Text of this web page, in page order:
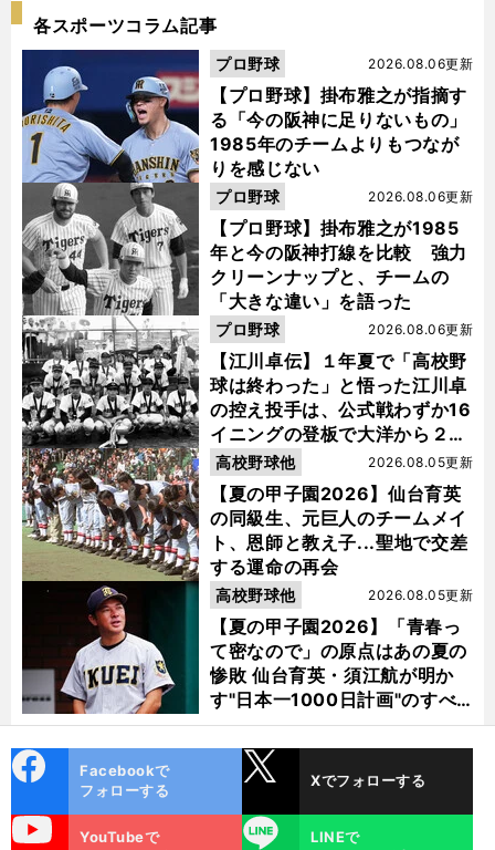
各スポーツコラム記事
【プロ野球】掛布雅之が指摘す
る「今の阪神に足りないもの」
1985年のチームよりもつなが
りを感じない
2026.08.06更新
プロ野球
【プロ野球】掛布雅之が1985
年と今の阪神打線を比較 強力
クリーンナップと、チームの
「大きな違い」を語った
2026.08.06更新
プロ野球
【江川卓伝】１年夏で「高校野
球は終わった」と悟った江川卓
の控え投手は、公式戦わずか16
イニングの登板で大洋から２位
指名を受けた
2026.08.06更新
プロ野球
【夏の甲子園2026】仙台育英
の同級生、元巨人のチームメイ
ト、恩師と教え子...聖地で交差
する運命の再会
2026.08.05更新
高校野球他
【夏の甲子園2026】「青春っ
て密なので」の原点はあの夏の
惨敗 仙台育英・須江航が明か
す"日本一1000日計画"のすべ
て
2026.08.05更新
高校野球他
ok
Facebookで
フォローする
Xでフォローする
YouTubeで
LINE
LINEで